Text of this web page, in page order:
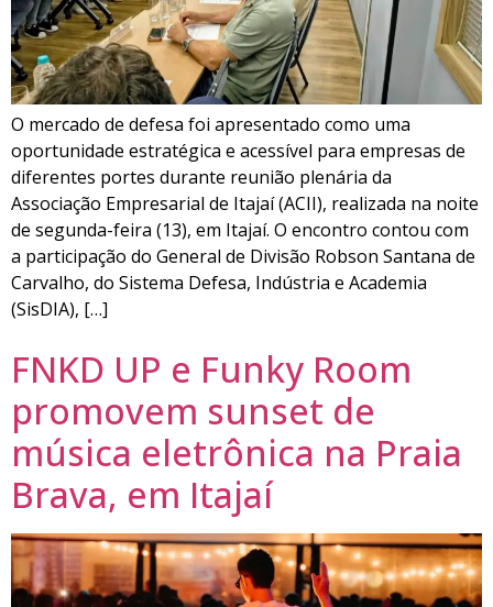
O mercado de defesa foi apresentado como uma
oportunidade estratégica e acessível para empresas de
diferentes portes durante reunião plenária da
Associação Empresarial de Itajaí (ACII), realizada na noite
de segunda-feira (13), em Itajaí. O encontro contou com
a participação do General de Divisão Robson Santana de
Carvalho, do Sistema Defesa, Indústria e Academia
(SisDIA), […]
FNKD UP e Funky Room
promovem sunset de
música eletrônica na Praia
Brava, em Itajaí